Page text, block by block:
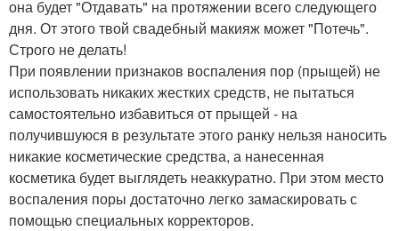
она будет "Отдавать" на протяжении всего следующего
дня. От этого твой свадебный макияж может "Потечь".
Строго не делать!
При появлении признаков воспаления пор (прыщей) не
использовать никаких жестких средств, не пытаться
самостоятельно избавиться от прыщей - на
получившуюся в результате этого ранку нельзя наносить
никакие косметические средства, а нанесенная
косметика будет выглядеть неаккуратно. При этом место
воспаления поры достаточно легко замаскировать с
помощью специальных корректоров.